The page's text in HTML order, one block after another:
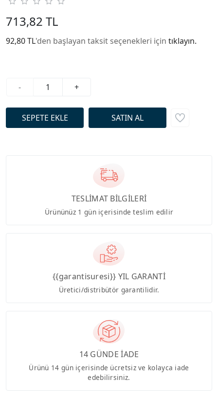
713,82 TL
92,80 TL'den başlayan taksit seçenekleri için tıklayın.
- +
TESLİMAT BİLGİLERİ
Ürününüz 1 gün içerisinde teslim edilir
{{garantisuresi}} YIL GARANTİ
Üretici/distribütör garantilidir.
14 GÜNDE İADE
Ürünü 14 gün içerisinde ücretsiz ve kolayca iade
edebilirsiniz.